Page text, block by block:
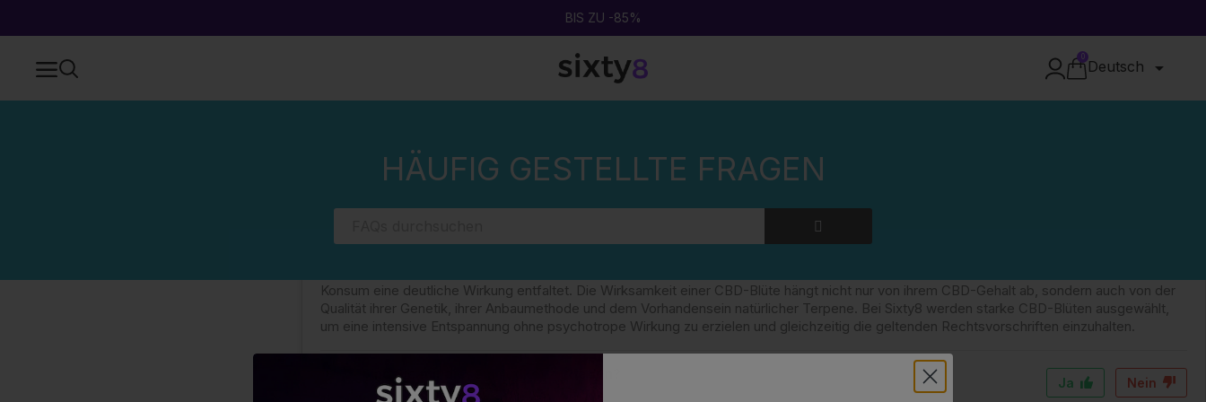
BIS ZU -85%
0
Deutsch 
HÄUFIG GESTELLTE FRAGEN
WAS IST EINE WIRKUNGSVOLLE CBD-BLÜTE?
Konsum eine deutliche Wirkung entfaltet. Die Wirksamkeit einer CBD-Blüte hängt nicht nur von ihrem CBD-Gehalt ab, sondern auch von der
Qualität ihrer Genetik, ihrer Anbaumethode und dem Vorhandensein natürlicher Terpene. Bei Sixty8 werden starke CBD-Blüten ausgewählt,
um eine intensive Entspannung ohne psychotrope Wirkung zu erzielen und gleichzeitig die geltenden Rechtsvorschriften einzuhalten.
Sind Sie mit diesem Artikel zufrieden?
Nützlichkeit des Artikels:
Ja Nein